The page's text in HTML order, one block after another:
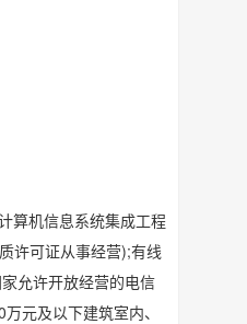
算机信息系统集成工程
许可证从事经营);有线
允许开放经营的电信
元及以下建筑室内、